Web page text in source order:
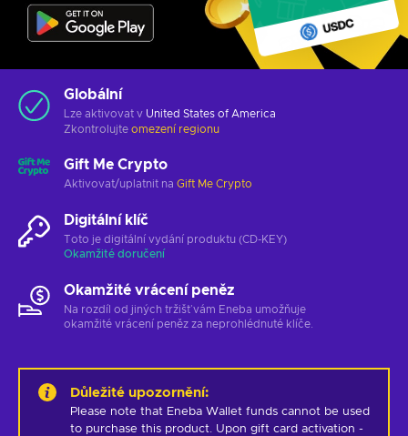
Globální
Lze aktivovat v United States of America
Zkontrolujte omezení regionu
Gift Me Crypto
Aktivovat/uplatnit na Gift Me Crypto
Digitální klíč
Toto je digitální vydání produktu (CD-KEY)
Okamžité doručení
Okamžité vrácení peněz
Na rozdíl od jiných tržišť vám Eneba umožňuje
okamžité vrácení peněz za neprohlédnuté klíče.
Důležité upozornění:
Please note that Eneba Wallet funds cannot be used
to purchase this product. Upon gift card activation -